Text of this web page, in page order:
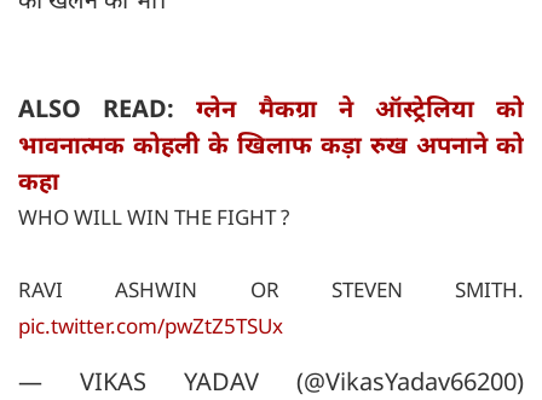
ALSO READ:ग्लेन मैकग्रा ने ऑस्ट्रेलिया को
भावनात्मक कोहली के खिलाफ कड़ा रुख अपनाने को
कहा
WHO WILL WIN THE FIGHT ?
RAVI ASHWIN OR STEVEN SMITH.
pic.twitter.com/pwZtZ5TSUx
— VIKAS YADAV (@VikasYadav66200)